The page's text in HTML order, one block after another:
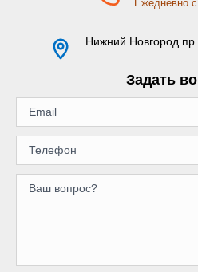
Ежедневно
Нижний Новгород
Задать